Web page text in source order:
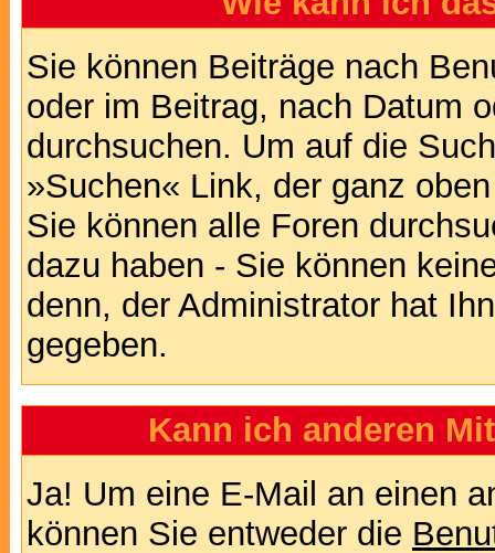
Sie können Beiträge nach
oder im Beitrag, nach Datum
durchsuchen. Um auf die
»Suchen« Link, der ganz
Sie können alle Foren
dazu haben - Sie können
denn, der Administrator hat
gegeben.
Kann ich anderen
Ja! Um eine E-Mail an einen
können Sie entweder die